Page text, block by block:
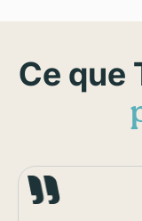
Ce que